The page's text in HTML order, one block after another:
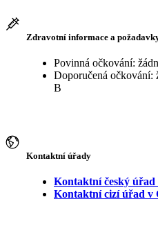
Zdravotní informace a
Povinná očkování:
Doporučená očkování:
B
Kontaktní úřady
Kontaktní český úřad
Kontaktní cizí úřad v